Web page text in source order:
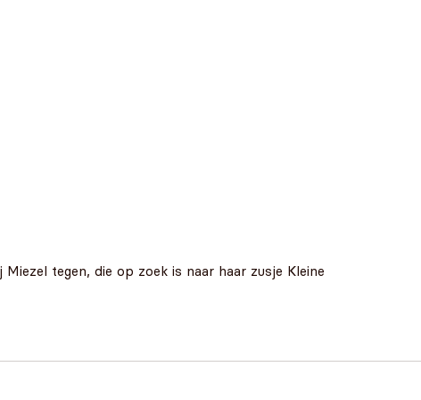
tegen, die op zoek is naar haar zusje Kleine